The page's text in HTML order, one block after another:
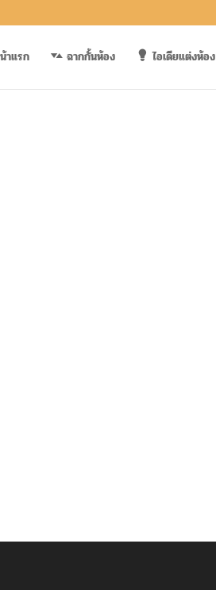
าแรก ฉากกั้นห้อง ไอเดียแต่งห้อง